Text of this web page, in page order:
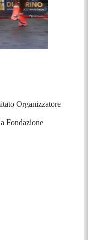
Organizzatore
Fondazione